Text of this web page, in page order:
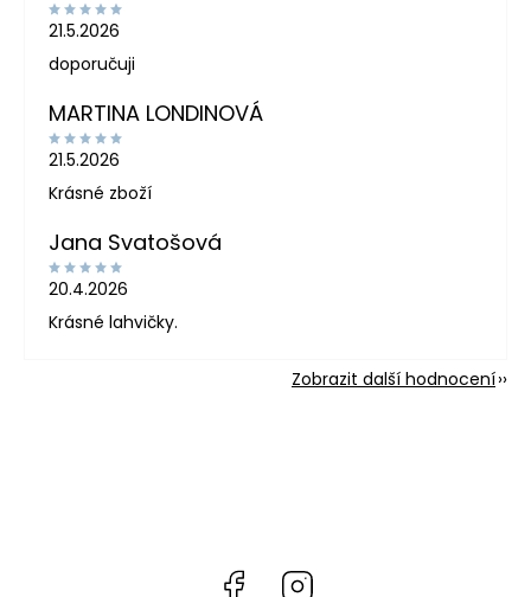
21.5.2026
doporučuji
MARTINA LONDINOVÁ
21.5.2026
Krásné zboží
Jana Svatošová
20.4.2026
Krásné lahvičky.
Zobrazit další hodnocení
Facebook